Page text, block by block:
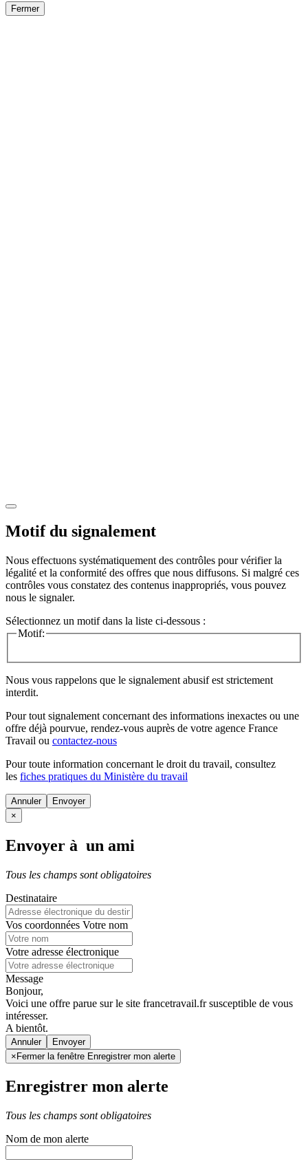
Fermer
Motif du signalement
Nous effectuons systématiquement des contrôles pour vérifier la
légalité et la conformité des offres que nous diffusons. Si malgré ces
contrôles vous constatez des contenus inappropriés, vous pouvez
nous le signaler.
Sélectionnez un motif dans la liste ci-dessous :
Motif:
Nous vous rappelons que le signalement abusif est strictement
interdit.
Pour tout signalement concernant des informations inexactes ou une
offre déjà pourvue, rendez-vous auprès de votre agence France
Travail ou contactez-nous
Pour toute information concernant le droit du travail, consultez
les fiches pratiques du Ministère du travail
Annuler
×
Envoyer à un ami
Tous les champs sont obligatoires
Destinataire
Vos coordonnées Votre nom
Votre adresse électronique
Message
Bonjour,
Voici une offre parue sur le site francetravail.fr susceptible de vous
intéresser.
A bientôt.
Annuler
× Fermer la fenêtre Enregistrer mon alerte
Enregistrer mon alerte
Tous les champs sont obligatoires
Nom de mon alerte